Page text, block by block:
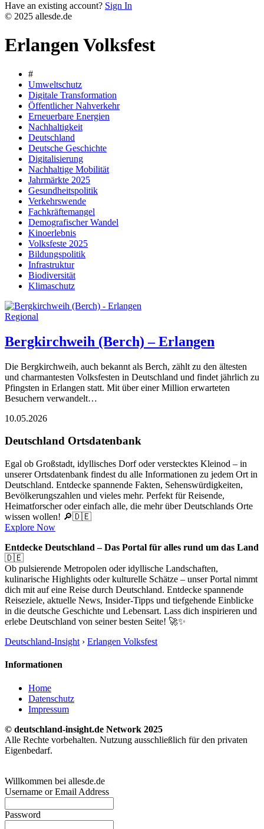
Have an existing account? Sign In
© 2025 allesde.de
Erlangen Volksfest
#
Umweltschutz
Digitale Transformation
Öffentlicher Nahverkehr
Erneuerbare Energien
Nachhaltigkeit
Deutschland
Deutsche Geschichte
Digitalisierung
Nachhaltige Mobilität
Jahrmärkte 2025
Gesundheitspolitik
Verkehrswende
Fachkräftemangel
Demografischer Wandel
Kinoerlebnis
Volksfeste 2025
Bildungspolitik
Infrastruktur
Biodiversität
Klimaschutz
Regional
Bergkirchweih (Berch) – Erlangen
Die Bergkirchweih, auch bekannt als Berch, zählt zu den ältesten
und charmantesten Volksfesten in Deutschland und findet jährlich zu
Pfingsten in Erlangen statt. Mit über einer Million erwarteten
Besuchern verwandelt…
10.05.2026
Deutschland Ortsdatenbank
Egal ob Großstadt, idyllisches Dorf oder verstecktes Kleinod – in
unserer Ortsdatenbank findest du alle Informationen zu jedem Ort in
Deutschland. Entdecke spannende Fakten, Sehenswürdigkeiten,
Bevölkerungszahlen und vieles mehr. Perfekt für Reisende,
Heimatforscher oder einfach alle, die mehr über Deutschlands Orte
wissen wollen! 🔎🇩🇪
Explore Now
Entdecke Deutschland – Das Portal für alles rund um das Land
🇩🇪
Ob pulsierende Metropolen oder idyllische Landschaften,
kulinarische Highlights oder kulturelle Schätze – unser Portal nimmt
dich mit auf eine Reise durch Deutschland. Entdecke spannende
Reiseziele, aktuelle News, Insider-Tipps und tiefgehende Einblicke
in die deutsche Geschichte und Lebensart. Lass dich inspirieren und
erlebe Deutschland von seiner besten Seite! 🚀✨
Deutschland-Insight › Erlangen Volksfest
Informationen
Home
Datenschutz
Impressum
© deutschland-insight.de Network 2025
Alle Rechte vorbehalten. Nutzung ausschließlich für den privaten
Eigenbedarf.
Willkommen bei allesde.de
Username or Email Address
Password